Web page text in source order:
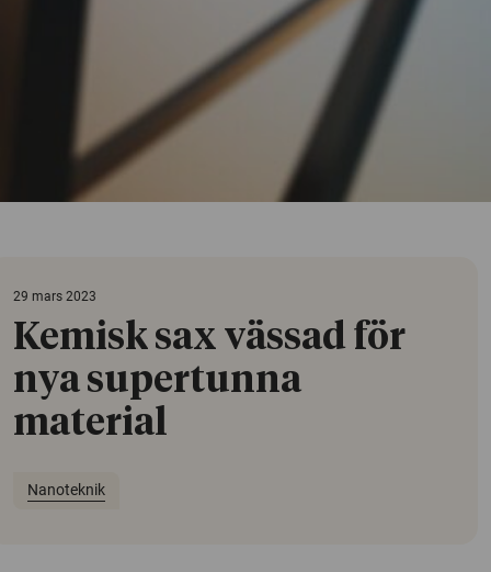
29 mars 2023
Kemisk sax vässad för
nya supertunna
material
Nanoteknik